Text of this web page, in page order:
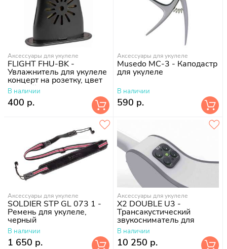
Аксессуары для укулеле
FLIGHT FHU-BK -
Увлажнитель для укулеле
концерт на розетку, цвет
черный
В наличии
400 р.
Аксессуары для укулеле
Musedo MC-3 - Каподастр
для укулеле
В наличии
590 р.
Аксессуары для укулеле
SOLDIER STP GL 073 1 -
Ремень для укулеле,
черный
В наличии
1 650 р.
Аксессуары для укулеле
X2 DOUBLE U3 -
Трансакустический
звукосниматель для
укулеле, врезной
В наличии
10 250 р.